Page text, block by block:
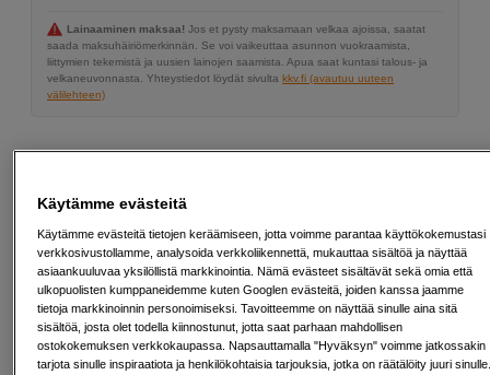
Lainaaminen maksaa! Jos et pysty maksamaan velkaa ajoissa, saatat
saada maksuhäiriömerkinnän. Se voi vaikeuttaa asunnon vuokraamista,
liittymien tekemistä ja uusien lainojen saamista. Apua saat kuntasi talous- ja
velkaneuvonnasta. Yhteystiedot löydät sivulta kkv.fi (avautuu uuteen
välilehteen)
Ilmainen toimitus yli 200 EUR ostoksille
Osta nyt ja maksa myöhemmin
Henkilökohtaista palvelua
Käytämme evästeitä
Käytämme evästeitä tietojen keräämiseen, jotta voimme parantaa käyttökokemustasi
verkkosivustollamme, analysoida verkkoliikennettä, mukauttaa sisältöä ja näyttää
asiaankuuluvaa yksilöllistä markkinointia. Nämä evästeet sisältävät sekä omia että
ulkopuolisten kumppaneidemme kuten Googlen evästeitä, joiden kanssa jaamme
tietoja markkinoinnin personoimiseksi. Tavoitteemme on näyttää sinulle aina sitä
sisältöä, josta olet todella kiinnostunut, jotta saat parhaan mahdollisen
ostokokemuksen verkkokaupassa. Napsauttamalla "Hyväksyn" voimme jatkossakin
tarjota sinulle inspiraatiota ja henkilökohtaisia tarjouksia, jotka on räätälöity juuri